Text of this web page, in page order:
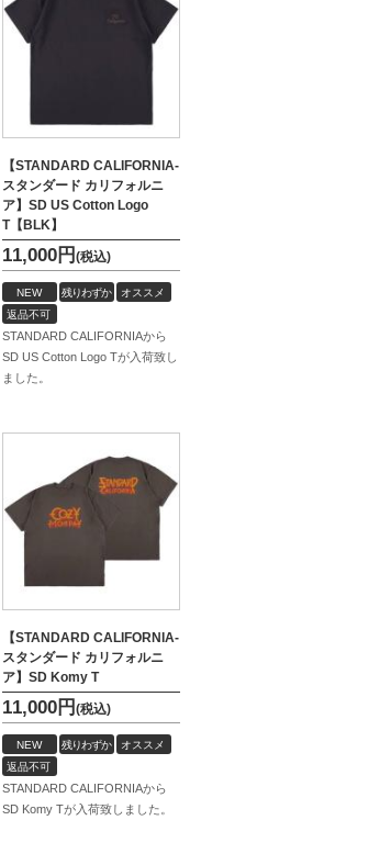
【STANDARD CALIFORNIA-
スタンダード カリフォルニ
ア】SD US Cotton Logo
T【BLK】
11,000円 (税込)
NEW 残りわずか
オススメ
返品不可
STANDARD CALIFORNIAから
SD US Cotton Logo Tが入荷致し
ました。
【STANDARD CALIFORNIA-
スタンダード カリフォルニ
ア】SD Komy T
11,000円 (税込)
NEW 残りわずか
オススメ
返品不可
STANDARD CALIFORNIAから
SD Komy Tが入荷致しました。